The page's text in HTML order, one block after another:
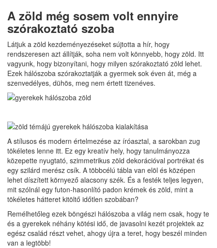
A zöld még sosem volt ennyire
szórakoztató szoba
Látjuk a zöld kezdeményezéseket sújtotta a hír, hogy
rendszeresen azt állítják, soha nem volt könnyebb, hogy zöld. Itt
vagyunk, hogy bizonyítani, hogy milyen szórakoztató zöld lehet.
Ezek hálószoba szórakoztatják a gyermek sok éven át, még a
szenvedélyes, dühös, meg nem értett tizenéves.
A stílusos és modern értelmezése az íróasztal, a sarokban zug
tökéletes lenne itt. Ez egy kreatív hely, hogy tanulmányozza
közepette nyugtató, szimmetrikus zöld dekorációval portrékat és
egy szilárd merész csík. A többcélú tábla van elöl és középen
lehet díszített környező alacsony szék. És a festék teljes legyen,
mit szólnál egy futon-hasonlító padon krémek és zöld, mint a
tökéletes hátteret kitöltő időtlen szobában?
Remélhetőleg ezek böngészi hálószoba a világ nem csak, hogy te
és a gyerekek néhány kötési idő, de javasolni kezét projektek az
egész család részt vehet, ahogy újra a teret, hogy beszél minden
van a legtöbb!